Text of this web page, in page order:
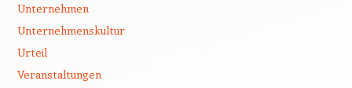
Unternehmen
Unternehmenskultur
Urteil
Veranstaltungen